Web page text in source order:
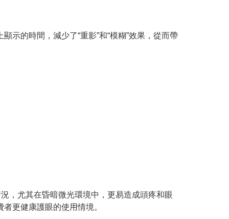
示的時間，減少了“重影”和“模糊”效果，從而帶
，尤其在昏暗微光環境中，更易造成頭疼和眼
更健康護眼的使用情境。